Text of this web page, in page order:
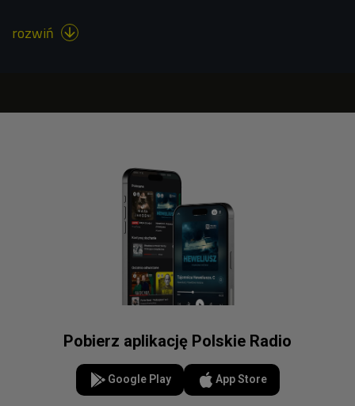
rozwiń 
Pobierz aplikację Polskie Radio
Google Play App Store